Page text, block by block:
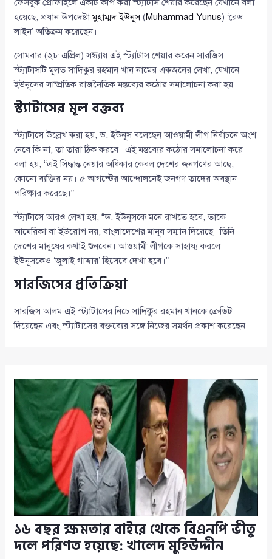
ফেসবুক প্রোফাইলে একটি কপি করা স্ট্যাটাস শেয়ার করেছেন যেখানে বলা
হয়েছে, প্রধান উপদেষ্টামুহাম্মদ ইউনূস(Muhammad Yunus) ‘রেড
লাইন’ অতিক্রম করেছেন।
সোমবার (২৮ এপ্রিল) সন্ধ্যায় এই স্ট্যাটাস শেয়ার করেন সারজিস।
স্ট্যাটাসটি মূলত সাদিকুর রহমান খান নামের একজনের লেখা, যেখানে
ইউনূসের সাম্প্রতিক রাজনৈতিক মন্তব্যের কঠোর সমালোচনা করা হয়।
স্ট্যাটাসের মূল বক্তব্য
স্ট্যাটাসে উল্লেখ করা হয়, ড. ইউনূস বলেছেন আওয়ামী লীগ নির্বাচনে অংশ
নেবে কি না, তা তারা ঠিক করবে। এই মন্তব্যের কঠোর সমালোচনা করে
বলা হয়, “এই সিদ্ধান্ত নেয়ার অধিকার কেবল দেশের জনগণের আছে,
কোনো ব্যক্তির নয়। ৫ আগস্টের আন্দোলনেই জনগণ তাদের অবস্থান
পরিষ্কার করেছে।”
স্ট্যাটাসে আরও লেখা হয়, “ড. ইউনূসকে মনে রাখতে হবে, তাকে
আমেরিকা বা ইউরোপ নয়, বাংলাদেশের মানুষ সম্মান দিয়েছে। তিনি
দেশের মানুষের কথাই শুনবেন। আওয়ামী লীগকে সাহায্য করলে
ইউনূসকেও ‘জুলাই গাদ্দার’ হিসেবে দেখা হবে।”
সারজিসের প্রতিক্রিয়া
সারজিস আলম এই স্ট্যাটাসের নিচে সাদিকুর রহমান খানকে ক্রেডিট
দিয়েছেন এবং স্ট্যাটাসের বক্তব্যের সঙ্গে নিজের সমর্থন প্রকাশ করেছেন।
১৬ বছর ক্ষমতার বাইরে থেকে বিএনপি ভীতু
দলে পরিণত হয়েছে: খালেদ মুহিউদ্দীন